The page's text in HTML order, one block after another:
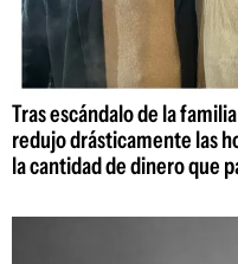
Tras escándalo de la
redujo drásticamente las
la cantidad de dinero que